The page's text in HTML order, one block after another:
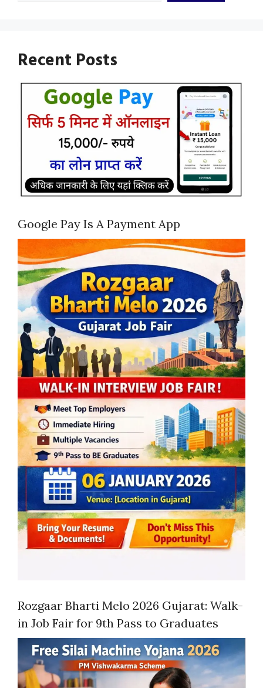
Recent Posts
Google Pay Is A Payment App
Rozgaar Bharti Melo 2026 Gujarat: Walk-
in Job Fair for 9th Pass to Graduates